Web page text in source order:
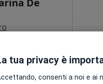
De
• Mappa
tua privacy è
consenti a noi e ai